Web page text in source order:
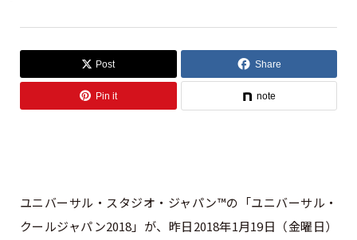
Post Share
Pin it note
ユニバーサル・スタジオ・ジャパン™の「ユニバーサル・
クールジャパン2018」が、昨日2018年1月19日（金曜日）